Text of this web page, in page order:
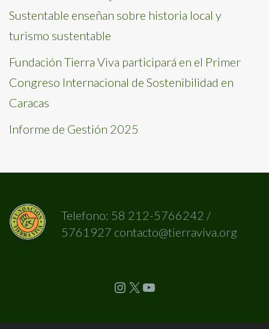
Sustentable enseñan sobre historia local y
turismo sustentable
Fundación Tierra Viva participará en el Primer
Congreso Internacional de Sostenibilidad en
Caracas
Informe de Gestión 2025
Telefono: 58 212-5766242 /
5761927 contacto@tierraviva.org
Instagram X YouTube